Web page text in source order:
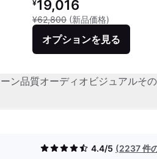
¥19,016
¥62,800 (新品価格)
オプションを見る
ン品質オーディオビジュアルそ
4.4/5 (2237 件